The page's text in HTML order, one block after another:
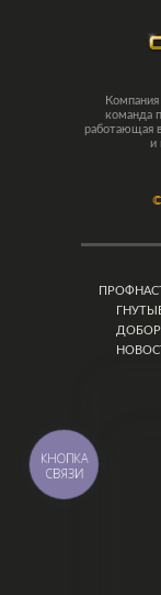
команда
работающая
и
КНОПКА
СВЯЗИ